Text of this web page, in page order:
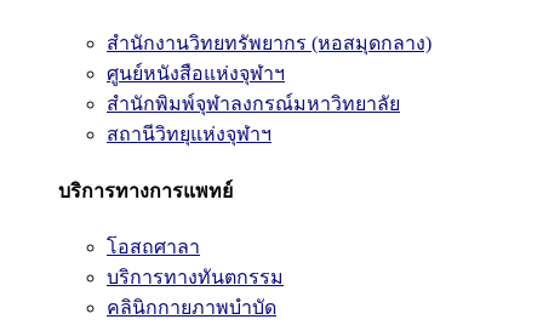
สำนักงานวิทยทรัพยากร (หอสมุดกลาง)
ศูนย์หนังสือแห่งจุฬาฯ
สำนักพิมพ์จุฬาลงกรณ์มหาวิทยาลัย
สถานีวิทยุแห่งจุฬาฯ
บริการทางการแพทย์
โอสถศาลา
บริการทางทันตกรรม
คลินิกกายภาพบำบัด